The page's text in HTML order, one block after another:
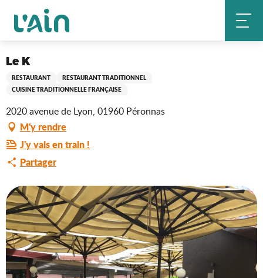
contenu
Accueil Le K
Le K
RESTAURANT
RESTAURANT TRADITIONNEL
CUISINE TRADITIONNELLE FRANÇAISE
2020 avenue de Lyon, 01960 Péronnas
M'y rendre
J'y vais en train !
Partager